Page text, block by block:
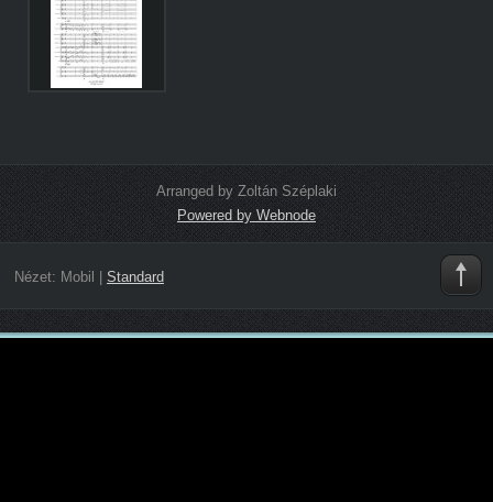
Arranged by Zoltán Széplaki
Powered by Webnode
Nézet: Mobil | Standard